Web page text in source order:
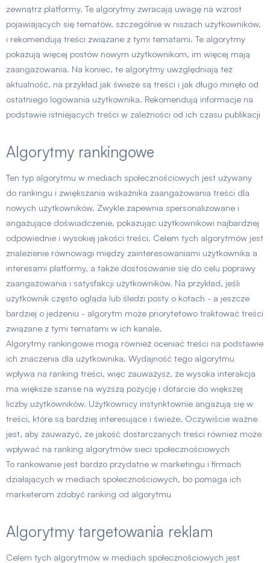
zewnątrz platformy. Te algorytmy zwracają uwagę na wzrost
pojawiających się tematów, szczególnie w niszach użytkowników,
i rekomendują treści związane z tymi tematami. Te algorytmy
pokazują więcej postów nowym użytkownikom, im więcej mają
zaangażowania. Na koniec, te algorytmy uwzględniają też
aktualność, na przykład jak świeże są treści i jak długo minęło od
ostatniego logowania użytkownika. Rekomendują informacje na
podstawie istniejących treści w zależności od ich czasu publikacji
Algorytmy rankingowe
Ten typ algorytmu w mediach społecznościowych jest używany
do rankingu i zwiększania wskaźnika zaangażowania treści dla
nowych użytkowników. Zwykle zapewnia spersonalizowane i
angażujące doświadczenie, pokazując użytkownikowi najbardziej
odpowiednie i wysokiej jakości treści. Celem tych algorytmów jest
znalezienie równowagi między zainteresowaniami użytkownika a
interesami platformy, a także dostosowanie się do celu poprawy
zaangażowania i satysfakcji użytkowników. Na przykład, jeśli
użytkownik często ogląda lub śledzi posty o kotach - a jeszcze
bardziej o jedzeniu - algorytm może priorytetowo traktować treści
związane z tymi tematami w ich kanale.
Algorytmy rankingowe mogą również oceniać treści na podstawie
ich znaczenia dla użytkownika. Wydajność tego algorytmu
wpływa na ranking treści, więc zauważysz, że wysoka interakcja
ma większe szanse na wyższą pozycję i dotarcie do większej
liczby użytkowników. Użytkownicy instynktownie angażują się w
treści, które są bardziej interesujące i świeże. Oczywiście ważne
jest, aby zauważyć, że jakość dostarczanych treści również może
wpływać na ranking algorytmów sieci społecznościowych
To rankowanie jest bardzo przydatne w marketingu i firmach
działających w mediach społecznościowych, bo pomaga ich
marketerom zdobyć ranking od algorytmu
Algorytmy targetowania reklam
Celem tych algorytmów w mediach społecznościowych jest